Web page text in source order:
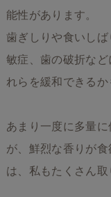
能性があります。
歯ぎしりや食いし
敏症、歯の破折な
れらを緩和できるか
あまり一度に多量
が、鮮烈な香りが
は、私もたくさん取